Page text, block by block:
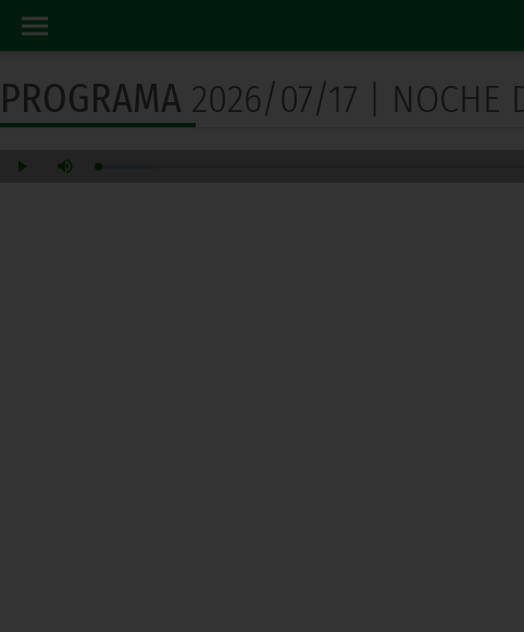
PROGRAMA 2026/07/17 | NOCHE